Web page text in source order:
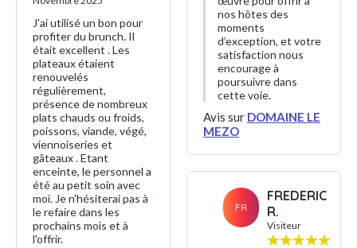
J'ai utilisé un bon pour
profiter du brunch. Il
était excellent . Les
plateaux étaient
renouvelés
régulièrement,
présence de nombreux
plats chauds ou froids,
poissons, viande, végé,
viennoiseries et
gâteaux . Etant
enceinte, le personnel a
été au petit soin avec
moi. Je n'hésiterai pas à
le refaire dans les
prochains mois et à
l'offrir.
nos hôtes des
moments
d’exception, et votre
satisfaction nous
encourage à
poursuivre dans
cette voie.
Avis sur DOMAINE LE
MEZO
FR
FREDERIC
R.
Visiteur